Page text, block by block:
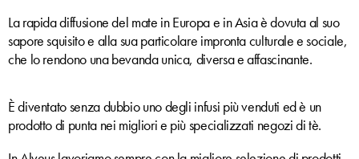
La rapida diffusione del mate in Europa e in Asia è dovuta al suo
sapore squisito e alla sua particolare impronta culturale e sociale,
che lo rendono una bevanda unica, diversa e affascinante.
È diventato senza dubbio uno degli infusi più venduti ed è un
prodotto di punta nei migliori e più specializzati negozi di tè.